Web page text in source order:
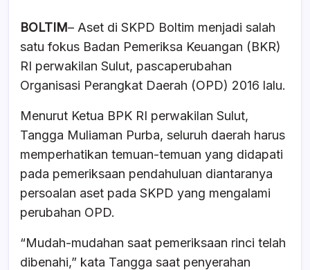
BOLTIM– Aset di SKPD Boltim menjadi salah
satu fokus Badan Pemeriksa Keuangan (BKR)
RI perwakilan Sulut, pascaperubahan
Organisasi Perangkat Daerah (OPD) 2016 lalu.
Menurut Ketua BPK RI perwakilan Sulut,
Tangga Muliaman Purba, seluruh daerah harus
memperhatikan temuan-temuan yang didapati
pada pemeriksaan pendahuluan diantaranya
persoalan aset pada SKPD yang mengalami
perubahan OPD.
“Mudah-mudahan saat pemeriksaan rinci telah
dibenahi,” kata Tangga saat penyerahan